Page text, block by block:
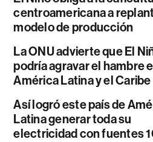
centroamericana a
modelo de producción
La ONU advierte que El
podría agravar el hambre
América Latina y el Caribe
Así logró este país de
Latina generar toda su
electricidad con fuentes